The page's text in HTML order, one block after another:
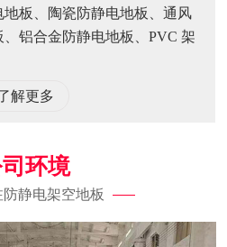
板、陶瓷防静电地板、通风
铝合金防静电地板、PVC 架
解更多
环境
静电架空地板